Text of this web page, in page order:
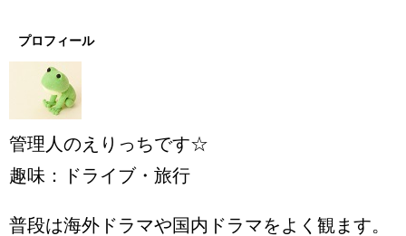
プロフィール
管理人のえりっちです☆
趣味：ドライブ・旅行
普段は海外ドラマや国内ドラマをよく観ます。